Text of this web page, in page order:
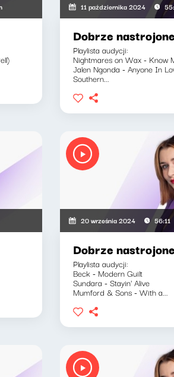
11 października 2024
Dobrze
Playlista audycji:
Nightmares on Wax - Know
Jalen Ngonda - Anyone In
Southern...
20 września 2024 56:11
Dobrze
Playlista audycji:
Beck - Modern Guilt
Sundara - Stayin' Alive
Mumford & Sons - With a...